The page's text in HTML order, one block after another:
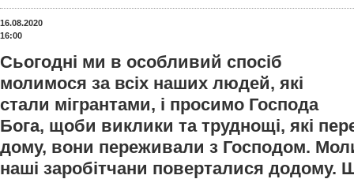
16.08.2020
16:00
Сьогодні ми в особливий спосіб
молимося за всіх наших людей, які
стали мігрантами, і просимо Господа
Бога, щоби виклики та труднощі, які
дому, вони переживали з Господом.
наші заробітчани поверталися додому.